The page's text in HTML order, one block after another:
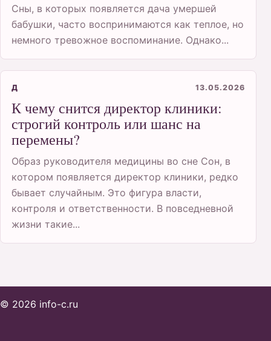
Сны, в которых появляется дача умершей
бабушки, часто воспринимаются как теплое, но
немного тревожное воспоминание. Однако...
Д 13.05.2026
К чему снится директор клиники:
строгий контроль или шанс на
перемены?
Образ руководителя медицины во сне Сон, в
котором появляется директор клиники, редко
бывает случайным. Это фигура власти,
контроля и ответственности. В повседневной
жизни такие...
© 2026 info-c.ru